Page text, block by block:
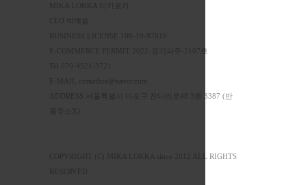
MIKA LOKKA 미카로카
BUSINESS LICENSE 108-19-97816
E-COMMERCE PERMIT 2022-경기파주-2107호
E-MAIL comether@naver.com
ADDRESS 서울특별시 마포구 잔다리로48 3층 3387 (반
품주소X)
COPYRIGHT (C) MIKA LOKKA since 2012 ALL RIGHTS
RESERVED.